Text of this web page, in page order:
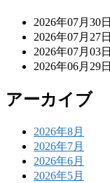
2026年07月30日
2026年07月27日
2026年07月03日
2026年06月29日
アーカイブ
2026年8月
2026年7月
2026年6月
2026年5月